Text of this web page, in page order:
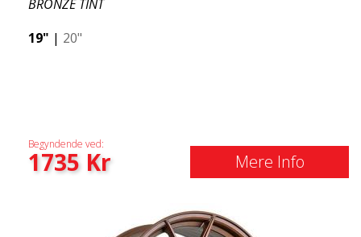
BRONZE TINT
19" | 20"
Begyndende ved:
1735Kr Mere Info